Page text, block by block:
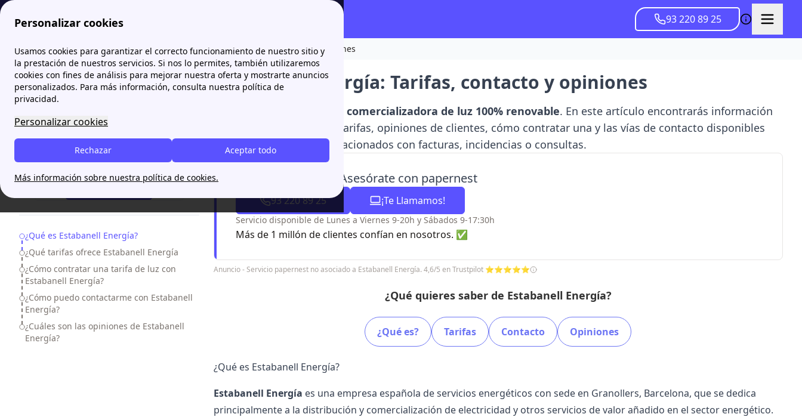
Personalizar cookies
Usamos cookies para garantizar el correcto funcionamiento de nuestro sitio y
la prestación de nuestros servicios. Si nos lo permites, también utilizaremos
cookies con fines de análisis para mejorar nuestra oferta y mostrarte anuncios
personalizados. Para más información, consulta nuestra política de
privacidad.
Personalizar cookies
Aceptar todo
Rechazar
Más información sobre nuestra política de cookies.
93 220 89 25
Papernest.es Comercializadoras Estabanell Energía: Tarifas, contacto y opiniones
¿Necesitas ayuda?
Table of Contents
¿Qué es Estabanell Energía?
¿Qué tarifas ofrece Estabanell Energía
¿Cómo contratar una tarifa de luz con
Estabanell Energía?
¿Cómo puedo contactarme con Estabanell
Energía?
¿Cuáles son las opiniones de Estabanell
Energía?
Estabanell Energía: Tarifas, contacto y opiniones
comercializadora de luz 100% renovable. En este artículo encontrarás información
sobre los precios de sus tarifas, opiniones de clientes, cómo contratar una y las vías de contacto disponibles
para resolver trámites relacionados con facturas, incidencias o consultas.
¿Necesitas ayuda? Asesórate con papernest
93 220 89 25 ¡Te Llamamos!
Servicio disponible de Lunes a Viernes 9-20h y Sábados 9-17:30h
Más de 1 millón de clientes confían en nosotros. ✅
Anuncio - Servicio papernest no asociado a Estabanell Energía. 4,6/5 en Trustpilot ⭐⭐⭐⭐⭐
¿Qué quieres saber de Estabanell Energía?
¿Qué es? Tarifas Contacto Opiniones
¿Qué es Estabanell Energía?
Estabanell Energía es una empresa española de servicios energéticos con sede en Granollers, Barcelona, que se dedica
principalmente a la distribución y comercialización de electricidad y otros servicios de valor añadido en el sector energético.